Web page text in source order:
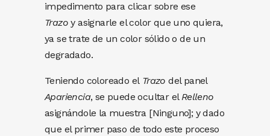
impedimento para clicar sobre ese
Trazo y asignarle el color que uno quiera,
ya se trate de un color sólido o de un
degradado.
Teniendo coloreado el Trazo del panel
Apariencia, se puede ocultar elRelleno
asignándole la muestra [Ninguno]; y dado
que el primer paso de todo este proceso